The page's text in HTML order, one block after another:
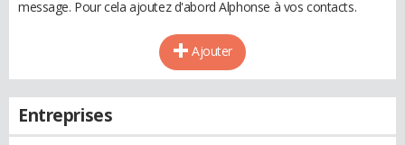
message. Pour cela ajoutez d'abord Alphonse à vos contacts.
Ajouter
Entreprises